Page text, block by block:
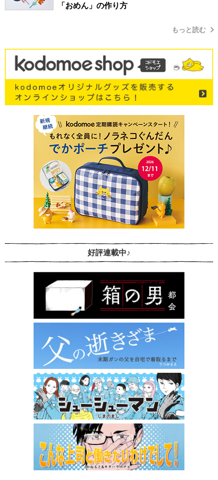
「おめん」の作り方
もっと読む
好評連載中♪